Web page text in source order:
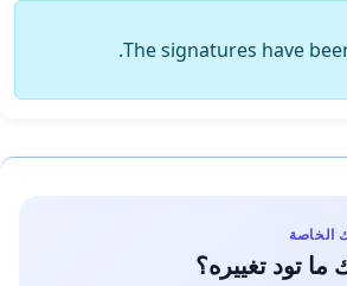
The signatures have
الخاصة
ما تود تغييره؟